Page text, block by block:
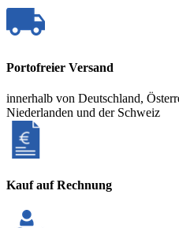
Portofreier Versand
innerhalb von Deutschland,
Niederlanden und der Schweiz
Kauf auf Rechnung